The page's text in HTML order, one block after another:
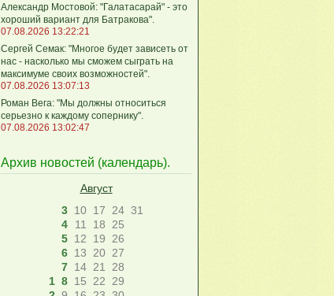
Александр Мостовой: "Галатасарай" - это
хороший вариант для Батракова".
07.08.2026 13:22:21
Сергей Семак: "Многое будет зависеть от
нас - насколько мы сможем сыграть на
максимуме своих возможностей".
07.08.2026 13:07:13
Роман Вега: "Мы должны относиться
серьезно к каждому сопернику".
07.08.2026 13:02:47
Архив новостей (календарь).
Август
3 10 17 24 31
4
11 18
25
5 12 19
26
6 13 20 27
7 14 21
28
1 8 15 22
29